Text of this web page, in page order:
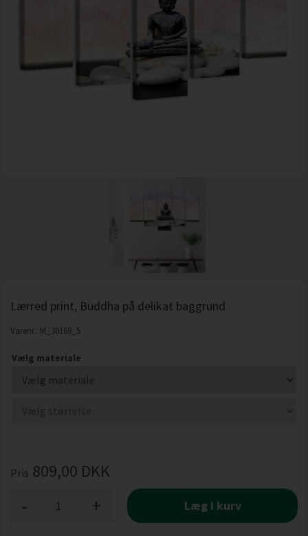
Lærred print, Buddha på delikat baggrund
Varenr.: M_30168_5
Vælg materiale
Pris 809,00 DKK
+
- Læg i kurv